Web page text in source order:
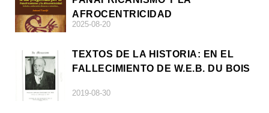
AFROCENTRICIDAD
2025-08-20
TEXTOS DE LA HISTORIA: EN EL
FALLECIMIENTO DE W.E.B. DU BOIS
2019-08-30